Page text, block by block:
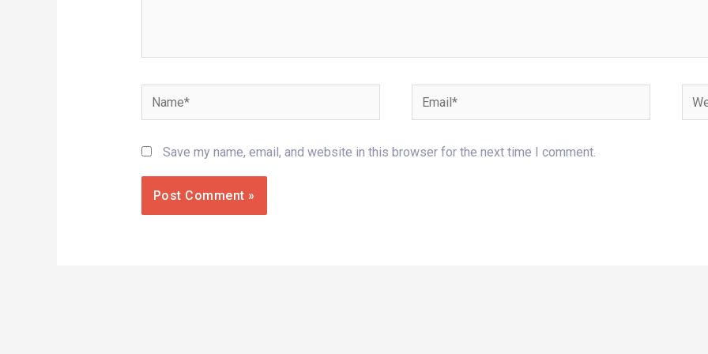
Name* Email*
Save my name, email, and website in this browser for the next time I comment.